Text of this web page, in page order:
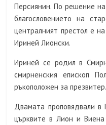
Персиянин. По решение
благословението на
централният престол е
Ириней Лионски.
Ириней се родил в
смирненския епископ
ръкоположен за презвитер.
Двамата проповядвали в
църквите в Лион и